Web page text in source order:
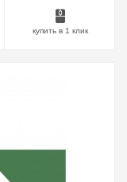
купить в 1 клик